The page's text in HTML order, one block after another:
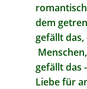
dem
gefällt
gefällt das
Liebe für